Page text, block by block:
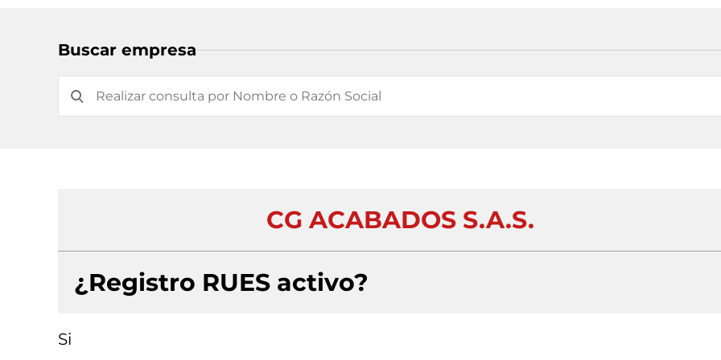
Buscar empresa
CG ACABADOS S.A.S.
¿Registro RUES activo?
Si